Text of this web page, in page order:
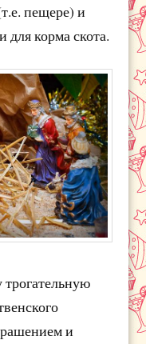
пещере) и
для корма скота.
трогательную
и